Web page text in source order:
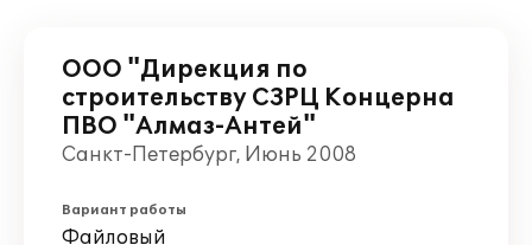
ООО "Дирекция по
строительству СЗРЦ Концерна
ПВО "Алмаз-Антей"
Санкт-Петербург, Июнь 2008
Вариант работы
Файловый